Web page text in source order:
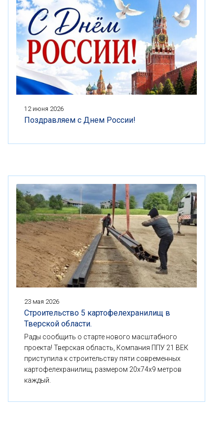
12 июня 2026
Поздравляем с Днем России!
23 мая 2026
Строительство 5 картофелехранилищ в
Тверской области.
Рады сообщить о старте нового масштабного
проекта! Тверская область, Компания ППУ 21 ВЕК
приступила к строительству пяти современных
картофелехранилищ, размером 20x74x9 метров
каждый.